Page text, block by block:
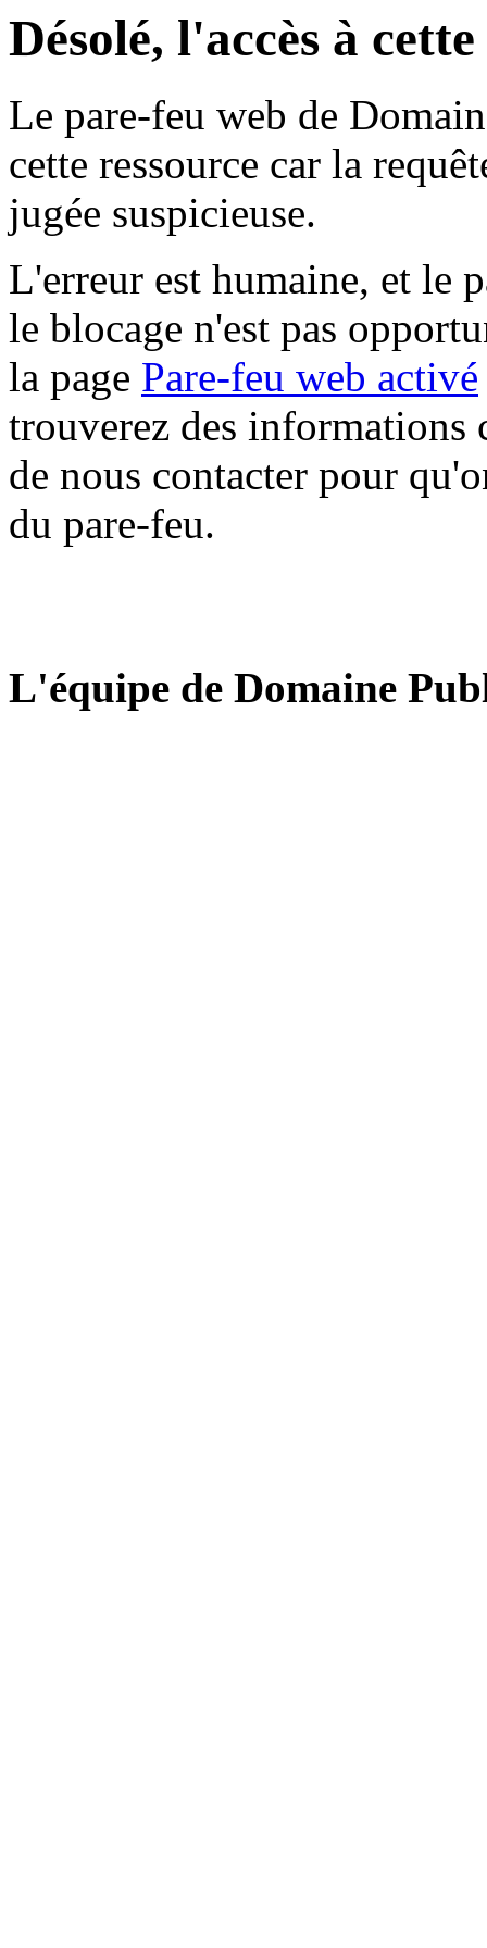
Désolé, l'accès à
Le pare-feu web de
cette ressource car la
jugée suspicieuse.
L'erreur est humaine, et le
le blocage n'est pas
la page Pare-feu web activé
trouverez des informations
de nous contacter pour
du pare-feu.
L'équipe de Domaine